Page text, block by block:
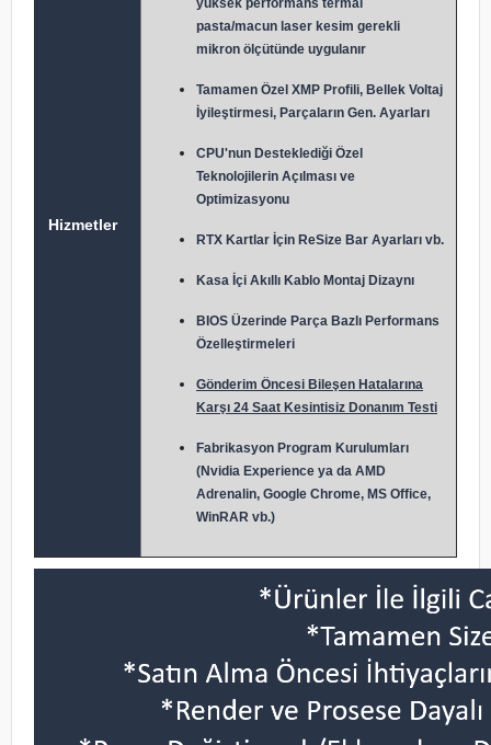
Hizmetler
yüksek performans termal
pasta/macun laser kesim gerekli
mikron ölçütünde uygulanır
Tamamen Özel XMP Profili, Bellek Voltaj
İyileştirmesi, Parçaların Gen. Ayarları
CPU'nun Desteklediği Özel
Teknolojilerin Açılması ve
Optimizasyonu
RTX Kartlar İçin ReSize Bar Ayarları vb.
Kasa İçi Akıllı Kablo Montaj Dizaynı
BIOS Üzerinde Parça Bazlı Performans
Özelleştirmeleri
Gönderim Öncesi Bileşen Hatalarına
Karşı 24 Saat Kesintisiz Donanım Testi
Fabrikasyon Program Kurulumları
(Nvidia Experience ya da AMD
Adrenalin, Google Chrome, MS Office,
WinRAR vb.)